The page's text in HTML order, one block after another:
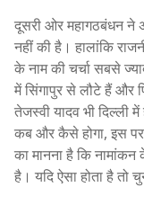
दूसरी ओर महागठबंधन ने
नहीं की है। हालांकि
के नाम की चर्चा सबसे
में सिंगापुर से लौटे हैं और
तेजस्वी यादव भी दिल्ली
कब और कैसे होगा, इस पर
का मानना है कि
है। यदि ऐसा होता है तो